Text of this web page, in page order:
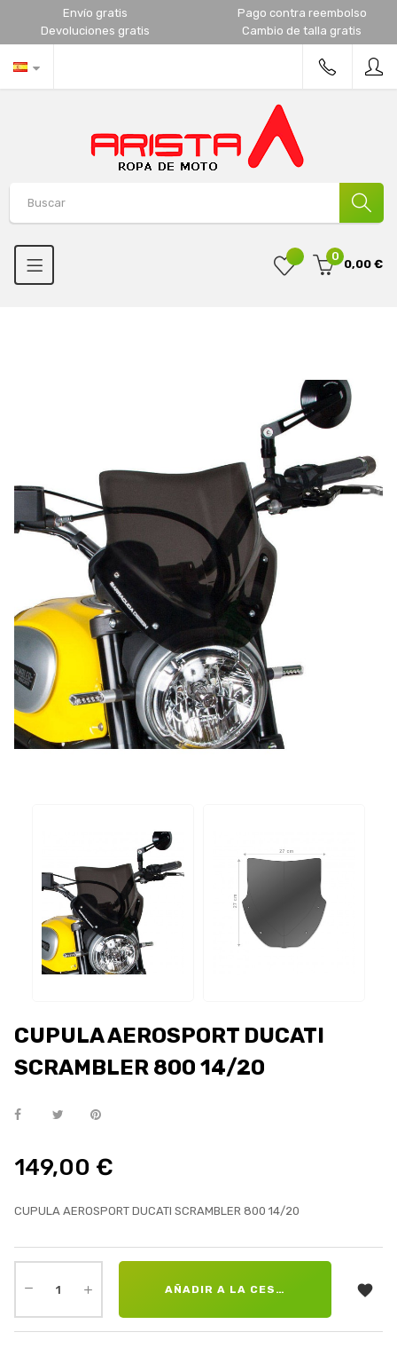
Envío gratis
Pago contra reembolso
Devoluciones gratis
Cambio de talla gratis
0
0,00 €
CUPULA AEROSPORT DUCATI
SCRAMBLER 800 14/20
149,00 €
CUPULA AEROSPORT DUCATI SCRAMBLER 800 14/20
AÑADIR A LA CESTA 